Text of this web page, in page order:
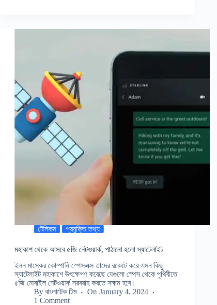
টেলিকম প্রযুক্তি তথ্য
মহাকাশ থেকে আসবে ৫জি নেটওয়ার্ক, পাঠানো হলো স্যাটেলাইট
ইলন মাস্কের কোম্পানি স্পেসএক্স তাদের রকেটে করে এমন কিছু
স্যাটেলাইট মহাকাশে উৎক্ষেপণ করেছে যেগুলো স্পেস থেকে পৃথিবীতে
৫জি মোবাইল নেটওয়ার্ক সরবরাহ করতে সক্ষম হবে।
By বাংলাটেক টিম On January 4, 2024
1 Comment